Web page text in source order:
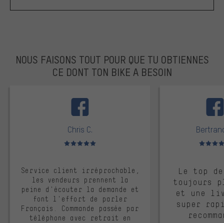
NOUS FAISONS TOUT POUR QUE TU OBTIENNES
CE DONT TON BIKE A BESOIN
Chris C.
Note moyenne : 5 sur 5
Service client irréprochable,
les vendeurs prennent la
peine d'écouter la demande et
font l'effort de parler
Français. Commande passée par
téléphone avec retrait en
Note
Le top
toujours
et une
super